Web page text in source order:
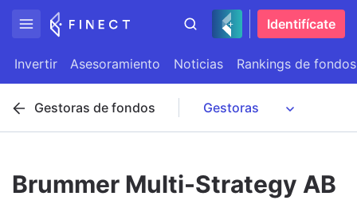
Identifícate
Invertir Asesoramiento Noticias Rankings de fondos
Gestoras de fondos
Brummer Multi-Strategy AB